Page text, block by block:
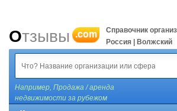
Отзывы .com
Справочник
Россия | Волжский
Например, Продажа / аренда
недвижимости за рубежом